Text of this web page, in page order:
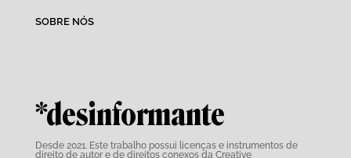
SOBRE NÓS
*desinformante
Desde 2021. Este trabalho possui licenças e instrumentos de
direito de autor e de direitos conexos da Creative